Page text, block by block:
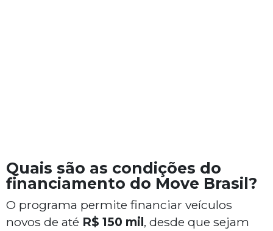
Quais são as condições do
financiamento do Move Brasil?
O programa permite financiar veículos
novos de até R$ 150 mil, desde que sejam